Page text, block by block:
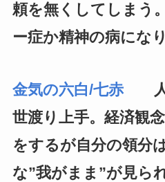
頼を無くしてしまう
ー症か精神の病になり
金気の六白/七赤人の
世渡り上手。経済観
をするが自分の領分
な”我がまま”が見ら